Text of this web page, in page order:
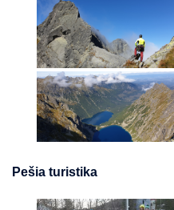
Pešia turistika